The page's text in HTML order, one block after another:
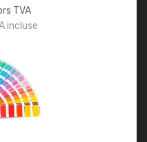
TVA
incluse